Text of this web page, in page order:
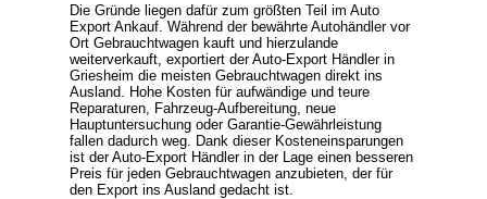
Die Gründe liegen dafür zum größten Teil im Auto
Export Ankauf. Während der bewährte Autohändler vor
Ort Gebrauchtwagen kauft und hierzulande
weiterverkauft, exportiert derAuto-Export Händlerin
Griesheim die meisten Gebrauchtwagen direkt ins
Ausland. Hohe Kosten für aufwändige und teure
Reparaturen, Fahrzeug-Aufbereitung, neue
Hauptuntersuchung oder Garantie-Gewährleistung
fallen dadurch weg. Dank dieser Kosteneinsparungen
ist der Auto-Export Händler in der Lage einen besseren
Preis für jeden Gebrauchtwagen anzubieten, der für
den Export ins Ausland gedacht ist.